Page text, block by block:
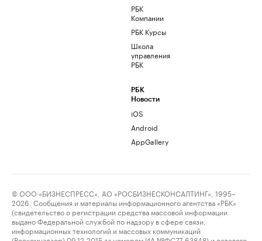
РБК
Компании
РБК Курсы
Школа
управления
РБК
РБК
Новости
iOS
Android
AppGallery
© ООО «БИЗНЕСПРЕСС», АО «РОСБИЗНЕСКОНСАЛТИНГ», 1995–
2026. Сообщения и материалы информационного агентства «РБК»
(свидетельство о регистрации средства массовой информации
выдано Федеральной службой по надзору в сфере связи,
информационных технологий и массовых коммуникаций